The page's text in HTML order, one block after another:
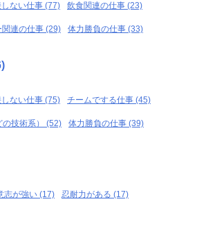
しない仕事 (77) 飲食関連の仕事 (23)
連の仕事 (29) 体力勝負の仕事 (33)
しない仕事 (75) チームでする仕事 (45)
の技術系） (52) 体力勝負の仕事 (39)
志が強い (17) 忍耐力がある (17)